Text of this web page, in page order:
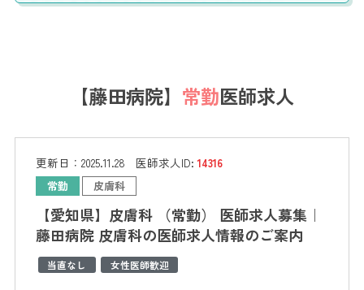
【藤田病院】 常勤医師求人
更新日： 2025.11.28 医師求人ID:14316
常勤 皮膚科
【愛知県】皮膚科 （常勤） 医師求人募集｜
藤田病院 皮膚科の医師求人情報のご案内
当直なし 女性医師歓迎